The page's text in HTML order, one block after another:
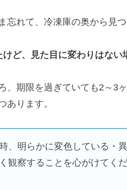
忘れて、冷凍庫の奥から見
ど、見た目に変わりはない
、期限を過ぎていても2～3
あります。
、明らかに変色している・
観察することを心がけてくだ